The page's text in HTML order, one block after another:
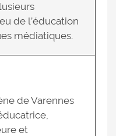
de l’éducation
médiatiques.
de Varennes
et